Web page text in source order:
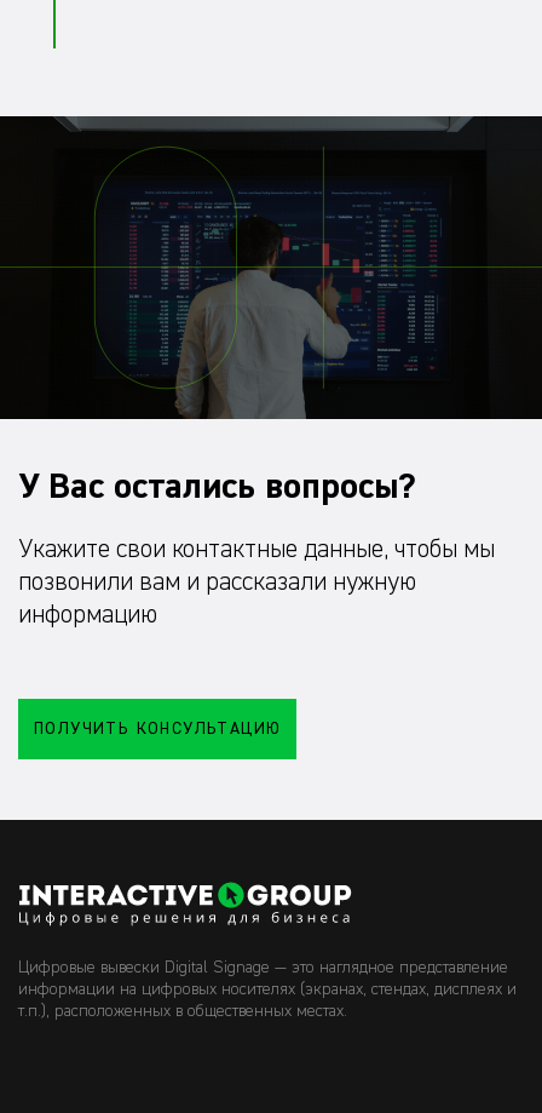
У Вас остались вопросы?
Укажите свои контактные данные, чтобы мы
позвонили вам и рассказали нужную
информацию
ПОЛУЧИТЬ КОНСУЛЬТАЦИЮ
Цифровые вывески Digital Signage — это наглядное представление
информации на цифровых носителях (экранах, стендах, дисплеях и
т.п.), расположенных в общественных местах.